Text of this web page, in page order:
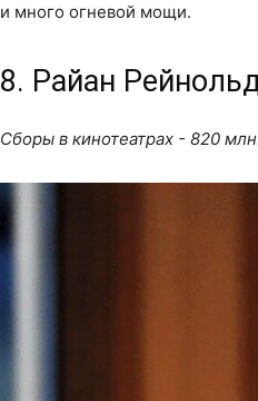
и много огневой мощи.
8. Райан
Сборы в кинотеатрах - 820